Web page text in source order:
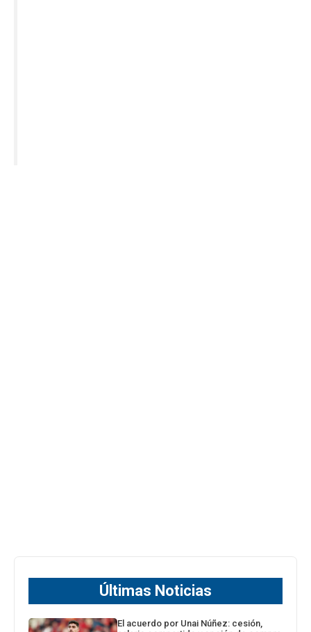
Últimas Noticias
El acuerdo por Unai Núñez: cesión,